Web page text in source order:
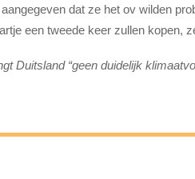
dat ze het ov wilden
een tweede keer zullen kopen,
Duitsland “geen duidelijk